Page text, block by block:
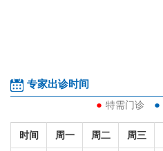
专家出诊时间
● 特需门诊 ●
时间 周一 周二 周三